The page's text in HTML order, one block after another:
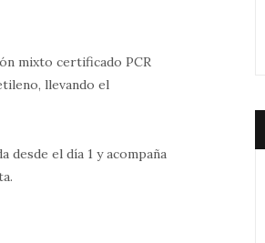
mixto certificado PCR
llevando el
el día 1 y acompaña